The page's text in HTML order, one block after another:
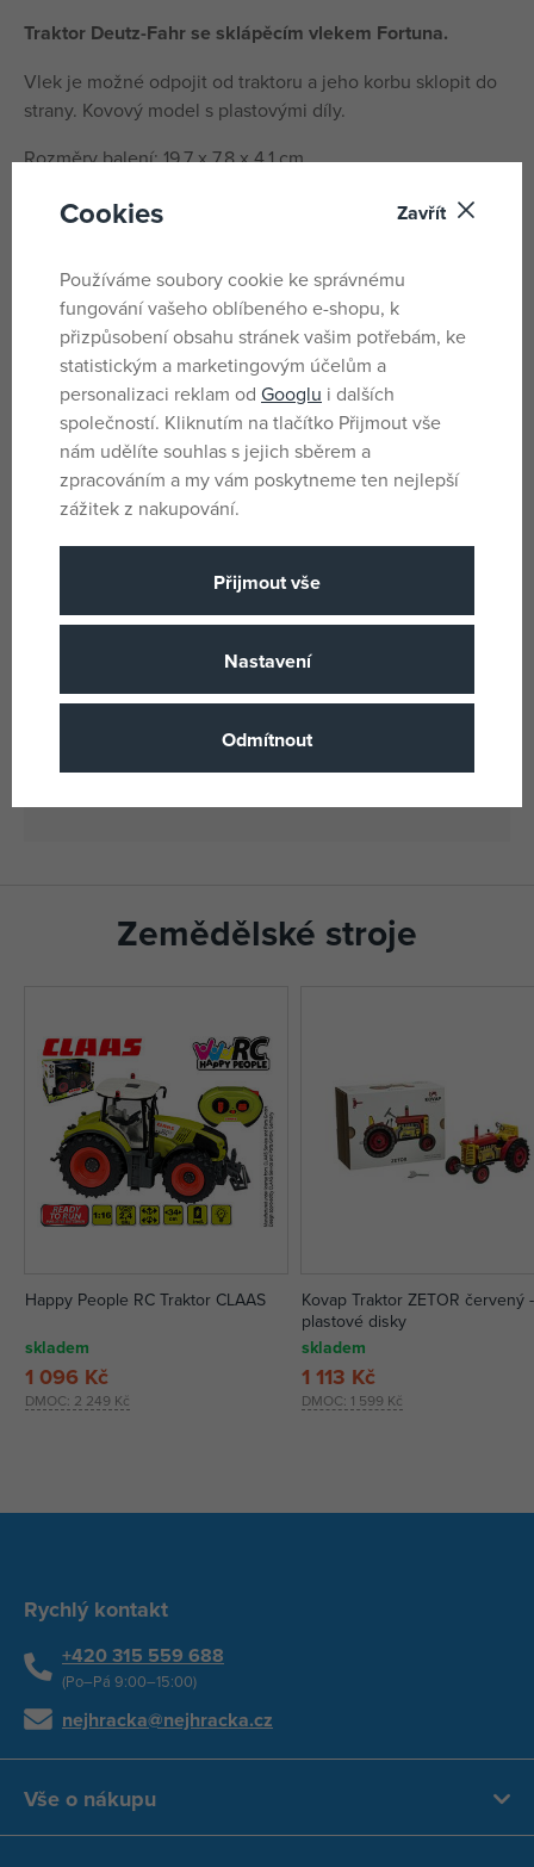
Traktor Deutz-Fahr se sklápěcím vlekem Fortuna.
Vlek je možné odpojit od traktoru a jeho korbu sklopit do
strany. Kovový model s plastovými díly.
Rozměry balení: 19,7 x 7,8 x 4,1 cm.
Věk: 3+
Parametry
Pohlaví Pro kluky
Barva Zelená
Materiál Kov, Plast
Název podskupiny zboži Siku
Výrobce / Dodavatel
Siku(všechny
Zemědělské stroje
Happy People RC Traktor CLAAS
skladem
DMOC: 2 249 Kč
1 096 Kč
Kovap Traktor ZETOR červený -
plastové disky
skladem
DMOC: 1 599 Kč
1 113 Kč
Rychlý kontakt
+420 315 559 688
(Po–Pá 9:00–15:00)
nejhracka@nejhracka.cz
Vše o nákupu
Cookies Zavřít
Používáme soubory cookie ke správnému
fungování vašeho oblíbeného e-shopu, k
přizpůsobení obsahu stránek vašim potřebám, ke
statistickým a marketingovým účelům a
personalizaci reklam od Googlu i dalších
společností. Kliknutím na tlačítko Přijmout vše
nám udělíte souhlas s jejich sběrem a
zpracováním a my vám poskytneme ten nejlepší
zážitek z nakupování.
Přijmout vše
Nastavení
Odmítnout